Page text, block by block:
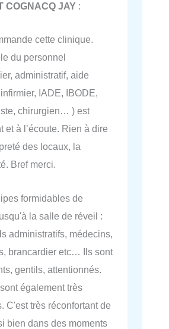
COGNACQ JAY :
cette clinique.
du personnel
administratif, aide
IADE, IBODE,
chirurgien… ) est
et à l’écoute. Rien à dire
des locaux, la
Bref merci.
formidables de
la salle de réveil :
administratifs, médecins,
brancardier etc… Ils sont
gentils, attentionnés.
également très
C'est très réconfortant de
bien dans des moments